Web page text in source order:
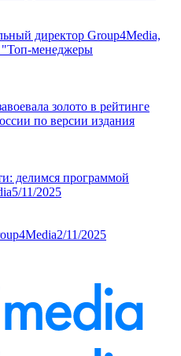
директор Group4Media,
"Топ-менеджеры
золото в рейтинге
по версии издания
делимся программой
5/11/2025
2/11/2025